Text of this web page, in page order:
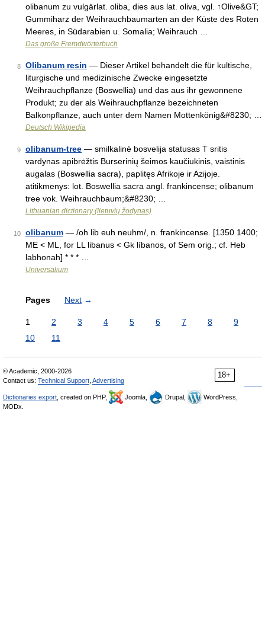
olibanum zu vulgärlat. oliba, dies aus lat. oliva, vgl. ↑Olive&GT;
Gummiharz der Weihrauchbaumarten an der Küste des Roten
Meeres, in Südarabien u. Somalia; Weihrauch …
Das große Fremdwörterbuch
8 Olibanum resin — Dieser Artikel behandelt die für kultische,
liturgische und medizinische Zwecke eingesetzte
Weihrauchpflanze (Boswellia) und das aus ihr gewonnene
Produkt; zu der als Weihrauchpflanze bezeichneten
Balkonpflanze, auch unter dem Namen Mottenkönig&#8230; …
Deutsch Wikipedia
9 olibanum-tree — smilkalinė bosvelija statusas T sritis
vardynas apibrėžtis Burserinių šeimos kaučiukinis, vaistinis
augalas (Boswellia sacra), paplitęs Afrikoje ir Azijoje.
atitikmenys: lot. Boswellia sacra angl. frankincense; olibanum
tree vok. Weihrauchbaum;&#8230; …
Lithuanian dictionary (lietuvių žodynas)
10 olibanum — /oh lib euh neuhm/, n. frankincense. [1350 1400;
ME < ML, for LL libanus < Gk líbanos, of Sem orig.; cf. Heb
labhonah] * * * …
Universalium
Pages Next →
1 2 3 4 5 6 7 8
9
10
11
18+
© Academic, 2000-2026
Contact us: Technical Support Advertising
Dictionaries export , created on PHP, Joomla, Drupal,
WordPress,
MODx.